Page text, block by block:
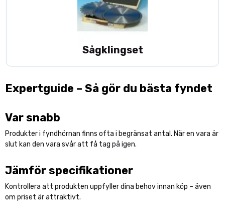
Sågklingset
Expertguide – Så gör du bästa fyndet
Var snabb
Produkter i fyndhörnan finns ofta i begränsat antal. När en vara är
slut kan den vara svår att få tag på igen.
Jämför specifikationer
Kontrollera att produkten uppfyller dina behov innan köp – även
om priset är attraktivt.